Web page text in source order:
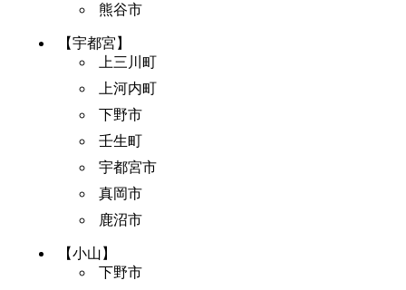
熊谷市
【宇都宮】
上三川町
上河内町
下野市
壬生町
宇都宮市
真岡市
鹿沼市
【小山】
下野市